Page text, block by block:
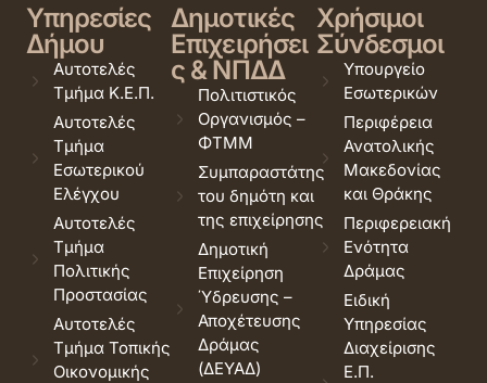
Υπηρεσίες
Δήμου
Αυτοτελές
Τμήμα Κ.Ε.Π.
Αυτοτελές
Τμήμα
Εσωτερικού
Ελέγχου
Αυτοτελές
Τμήμα
Πολιτικής
Προστασίας
Αυτοτελές
Τμήμα Τοπικής
Οικονομικής
Δημοτικές
Επιχειρήσει
ς & ΝΠΔΔ
Πολιτιστικός
Οργανισμός –
ΦΤΜΜ
Συμπαραστάτης
του δημότη και
της επιχείρησης
Δημοτική
Επιχείρηση
Ύδρευσης –
Αποχέτευσης
Δράμας
(ΔΕΥΑΔ)
Χρήσιμοι
Σύνδεσμοι
Υπουργείο
Εσωτερικών
Περιφέρεια
Ανατολικής
Μακεδονίας
και Θράκης
Περιφερειακή
Ενότητα
Δράμας
Ειδική
Υπηρεσίας
Διαχείρισης
Ε.Π.